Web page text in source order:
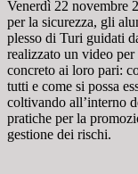
Venerdì 22 novembre
per la sicurezza, gli
plesso di Turi guidati
realizzato un video
concreto ai loro pari:
tutti e come si possa
coltivando all’interno
pratiche per la
gestione dei rischi.